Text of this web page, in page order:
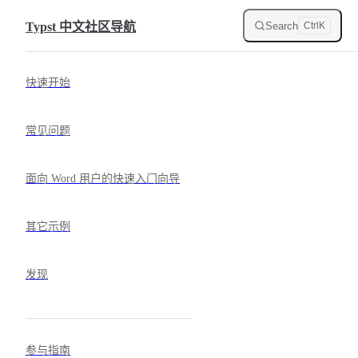
Skip to content
Typst 中文社区导航 Search Ctrl K
快速开始
常见问题
面向 Word 用户的快速入门向导
其它示例
发现
参与指南